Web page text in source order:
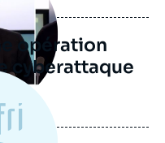
opération
cyberattaque